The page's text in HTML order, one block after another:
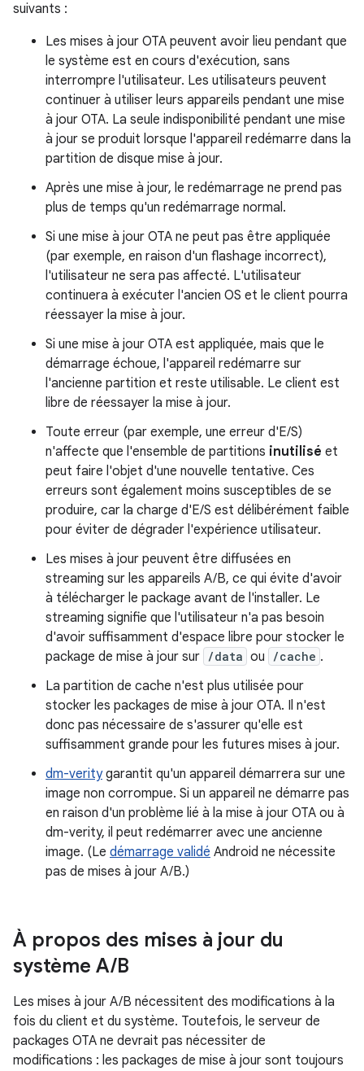
suivants :
Les mises à jour OTA peuvent avoir lieu pendant que
le système est en cours d'exécution, sans
interrompre l'utilisateur. Les utilisateurs peuvent
continuer à utiliser leurs appareils pendant une mise
à jour OTA. La seule indisponibilité pendant une mise
à jour se produit lorsque l'appareil redémarre dans la
partition de disque mise à jour.
Après une mise à jour, le redémarrage ne prend pas
plus de temps qu'un redémarrage normal.
Si une mise à jour OTA ne peut pas être appliquée
(par exemple, en raison d'un flashage incorrect),
l'utilisateur ne sera pas affecté. L'utilisateur
continuera à exécuter l'ancien OS et le client pourra
réessayer la mise à jour.
Si une mise à jour OTA est appliquée, mais que le
démarrage échoue, l'appareil redémarre sur
l'ancienne partition et reste utilisable. Le client est
libre de réessayer la mise à jour.
Toute erreur (par exemple, une erreur d'E/S)
n'affecte que l'ensemble de partitions inutilisé et
peut faire l'objet d'une nouvelle tentative. Ces
erreurs sont également moins susceptibles de se
produire, car la charge d'E/S est délibérément faible
pour éviter de dégrader l'expérience utilisateur.
Les mises à jour peuvent être diffusées en
streaming sur les appareils A/B, ce qui évite d'avoir
à télécharger le package avant de l'installer. Le
streaming signifie que l'utilisateur n'a pas besoin
d'avoir suffisamment d'espace libre pour stocker le
package de mise à jour sur /data ou /cache .
La partition de cache n'est plus utilisée pour
stocker les packages de mise à jour OTA. Il n'est
donc pas nécessaire de s'assurer qu'elle est
suffisamment grande pour les futures mises à jour.
dm-veritygarantit qu'un appareil démarrera sur une
image non corrompue. Si un appareil ne démarre pas
en raison d'un problème lié à la mise à jour OTA ou à
dm-verity, il peut redémarrer avec une ancienne
image. (Le démarrage validé Android ne nécessite
pas de mises à jour A/B.)
À propos des mises à jour du
système A/B
Les mises à jour A/B nécessitent des modifications à la
fois du client et du système. Toutefois, le serveur de
packages OTA ne devrait pas nécessiter de
modifications : les packages de mise à jour sont toujours